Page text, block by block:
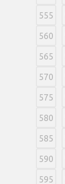
555
560
565
570
575
580
585
590
595